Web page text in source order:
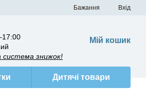
Бажання Вхід
система знижок!
Мій кошик
Дитячі товари